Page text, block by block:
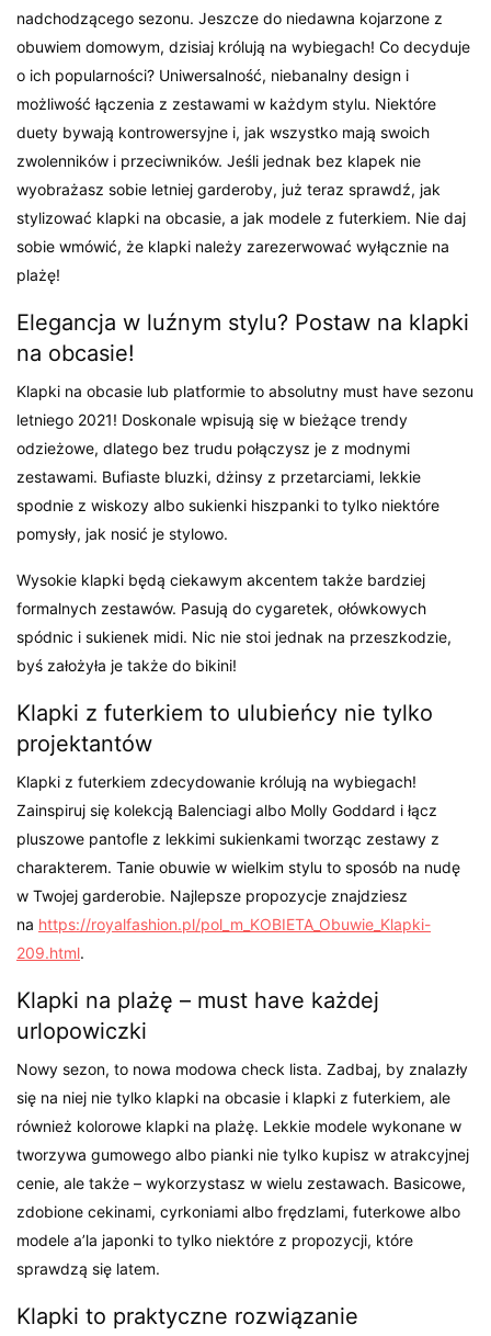
nadchodzącego sezonu. Jeszcze do niedawna kojarzone z
obuwiem domowym, dzisiaj królują na wybiegach! Co decyduje
o ich popularności? Uniwersalność, niebanalny design i
możliwość łączenia z zestawami w każdym stylu. Niektóre
duety bywają kontrowersyjne i, jak wszystko mają swoich
zwolenników i przeciwników. Jeśli jednak bez klapek nie
wyobrażasz sobie letniej garderoby, już teraz sprawdź, jak
stylizować klapki na obcasie, a jak modele z futerkiem. Nie daj
sobie wmówić, że klapki należy zarezerwować wyłącznie na
plażę!
Elegancja w luźnym stylu? Postaw na klapki
na obcasie!
Klapki na obcasie lub platformie to absolutny must have sezonu
letniego 2021! Doskonale wpisują się w bieżące trendy
odzieżowe, dlatego bez trudu połączysz je z modnymi
zestawami. Bufiaste bluzki, dżinsy z przetarciami, lekkie
spodnie z wiskozy albo sukienki hiszpanki to tylko niektóre
pomysły, jak nosić je stylowo.
Wysokie klapki będą ciekawym akcentem także bardziej
formalnych zestawów. Pasują do cygaretek, ołówkowych
spódnic i sukienek midi. Nic nie stoi jednak na przeszkodzie,
byś założyła je także do bikini!
Klapki z futerkiem to ulubieńcy nie tylko
projektantów
Klapki z futerkiem zdecydowanie królują na wybiegach!
Zainspiruj się kolekcją Balenciagi albo Molly Goddard i łącz
pluszowe pantofle z lekkimi sukienkami tworząc zestawy z
charakterem. Tanie obuwie w wielkim stylu to sposób na nudę
w Twojej garderobie. Najlepsze propozycje znajdziesz
na https://royalfashion.pl/pol_m_KOBIETA_Obuwie_Klapki-
209.html.
Klapki na plażę – must have każdej
urlopowiczki
Nowy sezon, to nowa modowa check lista. Zadbaj, by znalazły
się na niej nie tylko klapki na obcasie i klapki z futerkiem, ale
również kolorowe klapki na plażę. Lekkie modele wykonane w
tworzywa gumowego albo pianki nie tylko kupisz w atrakcyjnej
cenie, ale także – wykorzystasz w wielu zestawach. Basicowe,
zdobione cekinami, cyrkoniami albo frędzlami, futerkowe albo
modele a’la japonki to tylko niektóre z propozycji, które
sprawdzą się latem.
Klapki to praktyczne rozwiązanie